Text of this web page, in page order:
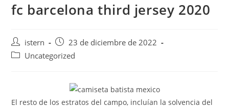
fc barcelona third jersey 2020
Autor
de
istern
Publicación
de
23 de diciembre de 2022
Categoría
Uncategorized
El resto de los estratos del campo, incluían la solvencia del